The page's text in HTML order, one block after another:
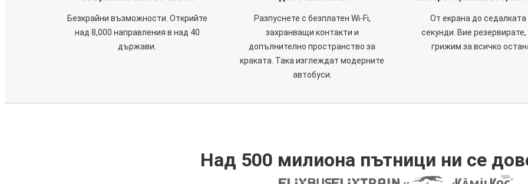
Безкрайни възможности. Открийте
над 8,000 направления в над 40
държави.
Разпуснете с безплатен Wi-Fi,
захранващи контакти и
допълнително пространство за
краката. Така изглеждат модерните
автобуси.
От екрана до седалката
секунди. Вие резервирате,
грижим за всичко
Над 500 милиона пътници ни се